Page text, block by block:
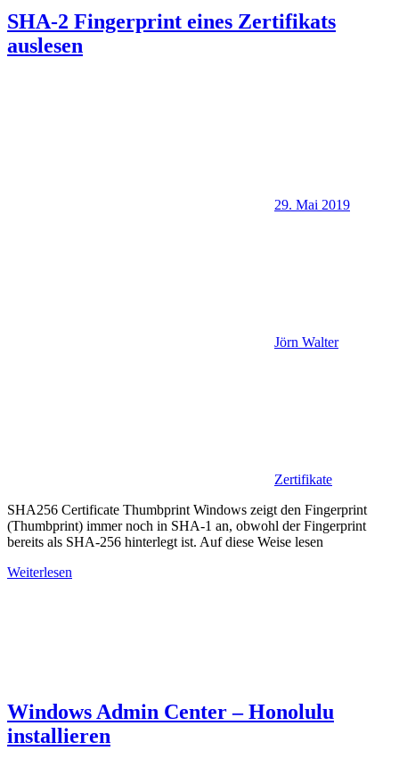
SHA-2 Fingerprint eines Zertifikats
auslesen
29. Mai 2019
Jörn Walter
Zertifikate
SHA256 Certificate Thumbprint Windows zeigt den Fingerprint
(Thumbprint) immer noch in SHA-1 an, obwohl der Fingerprint
bereits als SHA-256 hinterlegt ist. Auf diese Weise lesen
Weiterlesen
Windows Admin Center – Honolulu
installieren